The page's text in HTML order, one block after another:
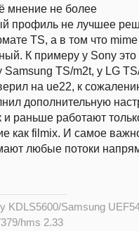
мнение не более
профиль не лучшее
TS, а в том что
К примеру у Sony
Samsung TS/m2t, у LG
на ue22, к
дополнительную
и раньше работают
как filmix. И самое
любые потоки
KDLS5600/Samsung
hms 2.33